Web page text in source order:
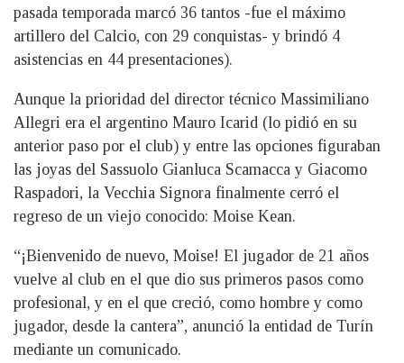
pasada temporada marcó 36 tantos -fue el máximo
artillero del Calcio, con 29 conquistas- y brindó 4
asistencias en 44 presentaciones).
Aunque la prioridad del director técnico Massimiliano
Allegri era el argentino Mauro Icarid (lo pidió en su
anterior paso por el club) y entre las opciones figuraban
las joyas del Sassuolo Gianluca Scamacca y Giacomo
Raspadori, la Vecchia Signora finalmente cerró el
regreso de un viejo conocido: Moise Kean.
“¡Bienvenido de nuevo, Moise! El jugador de 21 años
vuelve al club en el que dio sus primeros pasos como
profesional, y en el que creció, como hombre y como
jugador, desde la cantera”, anunció la entidad de Turín
mediante un comunicado.